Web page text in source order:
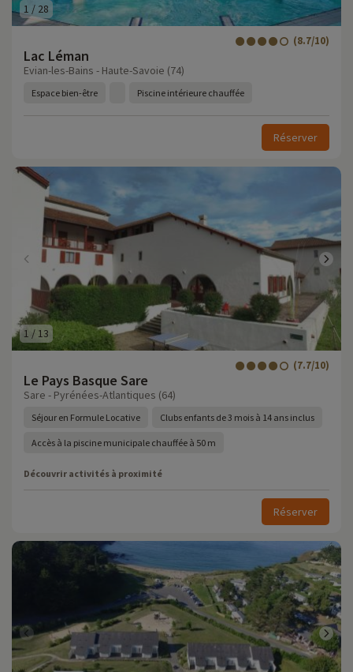
1 / 28
Lac Léman
(8.7/10)
Evian-les-Bains - Haute-Savoie (74)
Espace bien-être Piscine intérieure chauffée
Réserver
1 / 13
Le Pays Basque Sare
(7.7/10)
Sare - Pyrénées-Atlantiques (64)
Séjour en Formule Locative Clubs enfants de 3 mois à 14 ans inclus
Accès à la piscine municipale chauffée à 50 m
Découvrir activités à proximité
Réserver